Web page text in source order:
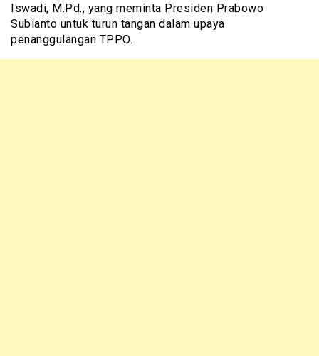
Iswadi, M.Pd., yang meminta Presiden Prabowo
Subianto untuk turun tangan dalam upaya
penanggulangan TPPO.